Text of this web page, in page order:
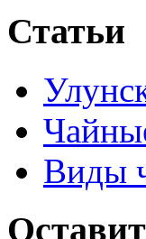
Статьи
Виды